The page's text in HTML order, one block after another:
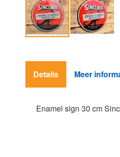
het
begin
van
afbeeldingen-
Details
Enamel sign 30 cm
Meer